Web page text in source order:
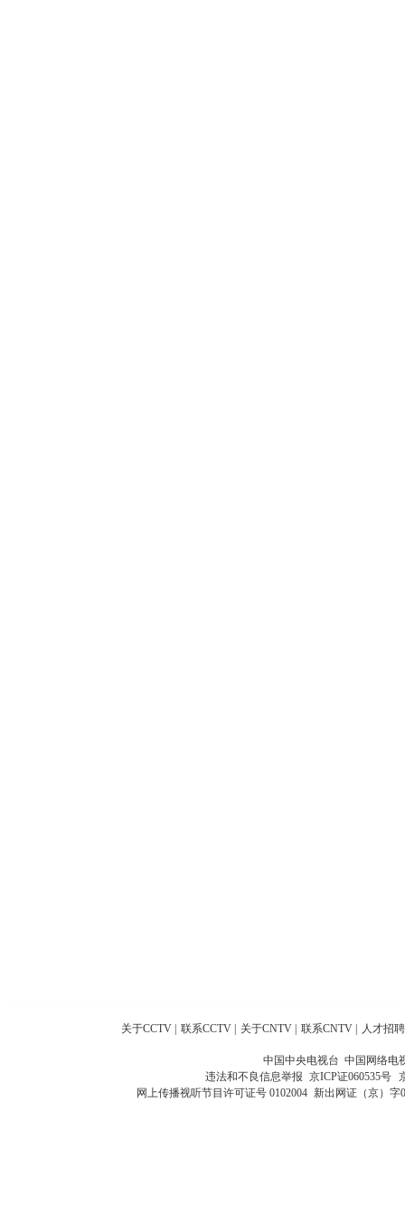
关于CCTV 联系CCTV 关于CNTV 联系CNTV 人才招聘
中国中央电视台 中国网络电
违法和不良信息举报 京ICP证060535号
网上传播视听节目许可证号 0102004 新出网证（京）